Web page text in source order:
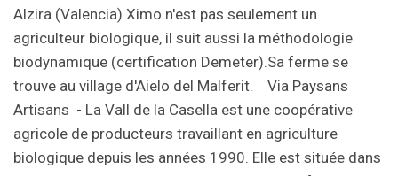
Alzira (Valencia) Ximo n'est pas seulement un
agriculteur biologique, il suit aussi la méthodologie
biodynamique (certification Demeter).Sa ferme se
trouve au village d'Aielo del Malferit. Via Paysans
Artisans - La Vall de la Casella est une coopérative
agricole de producteurs travaillant en agriculture
biologique depuis les années 1990. Elle est située dans